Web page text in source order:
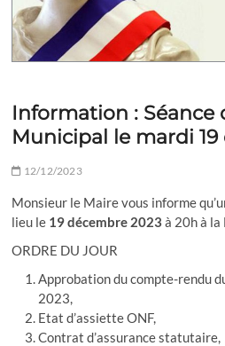
Information : Séance
Municipal le mardi
12/12/2023
Monsieur le Maire vous informe
lieu le 19 décembre 2023à 20h à
ORDRE DU JOUR
Approbation du compte-rendu
2023,
Etat d’assiette ONF,
Contrat d’assurance statutaire,